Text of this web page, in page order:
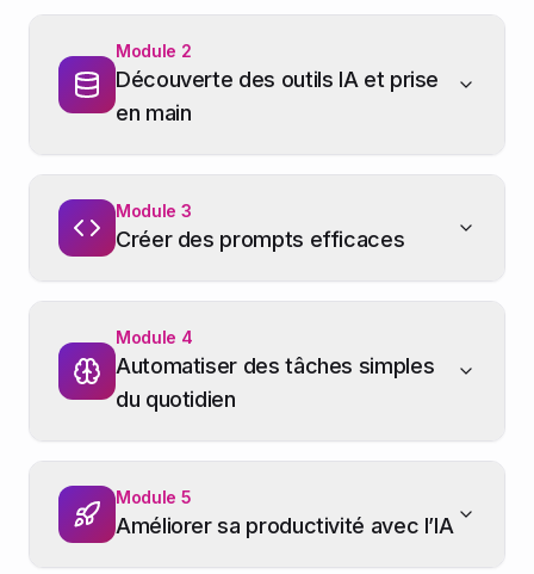
Module 2
Découverte des outils IA et prise
en main
Module 3
Créer des prompts efficaces
Module 4
Automatiser des tâches simples
du quotidien
Module 5
Améliorer sa productivité avec l’IA